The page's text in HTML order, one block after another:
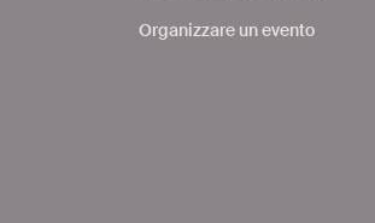
Organizzare un evento